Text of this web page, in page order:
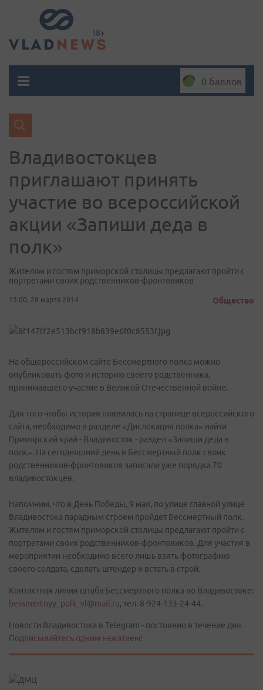
0 баллов
Владивостокцев
приглашают принять
участие во всероссийской
акции «Запиши деда в
полк»
Жителям и гостям приморской столицы предлагают пройти с
портретами своих родственников-фронтовиков
13:00, 28 марта 2014 Общество
На общероссийском сайте Бессмертного полка можно
опубликовать фото и историю своего родственника,
принимавшего участие в Великой Отечественной войне.
Для того чтобы история появилась на странице всероссийского
сайта, необходимо в разделе «Дислокация полка» найти
Приморский край - Владивосток - раздел «Запиши деда в
полк». На сегодняшний день в Бессмертный полк своих
родственников-фронтовиков записали уже порядка 70
владивостокцев.
Напомним, что в День Победы, 9 мая, по улице главной улице
Владивостока парадным строем пройдет Бессмертный полк.
Жителям и гостям приморской столицы предлагают пройти с
портретами своих родственников-фронтовиков. Для участия в
мероприятии необходимо всего лишь взять фотографию
своего солдата, сделать штендер и встать в строй.
Контактная линия штаба Бессмертного полка во Владивостоке:
bessmertnyy_polk_vl@mail.ru, тел. 8-924-133-24-44.
Новости Владивостока в Telegram - постоянно в течение дня.
Подписывайтесь одним нажатием!